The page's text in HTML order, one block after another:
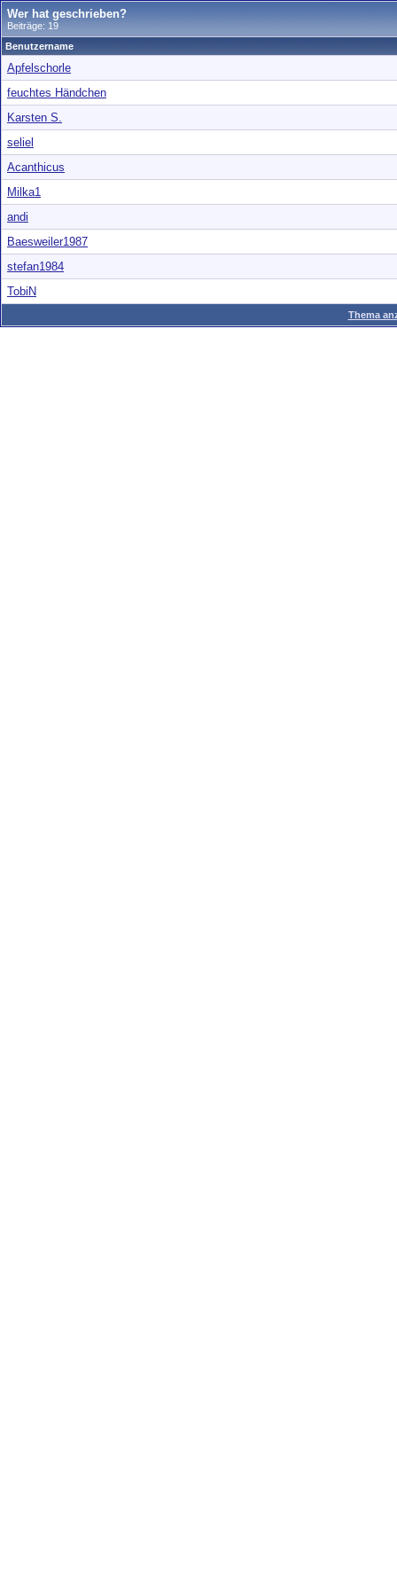
Wer hat geschrieben?
Beiträge: 19
Benutzername
Apfelschorle
feuchtes Händchen
Karsten S.
seliel
Acanthicus
Milka1
andi
Baesweiler1987
stefan1984
TobiN
Thema